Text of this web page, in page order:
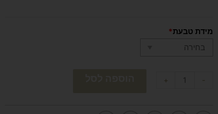
מידת טבעת*
-
+